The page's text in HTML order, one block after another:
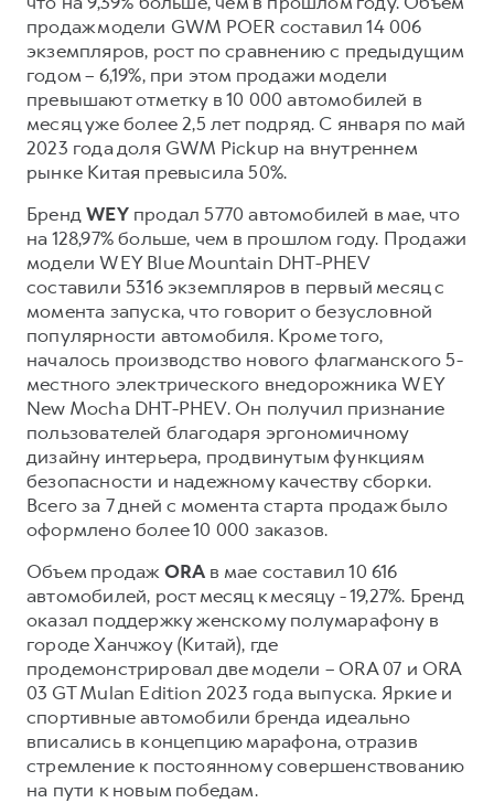
продаж модели GWM POER составил 14 006
экземпляров, рост по сравнению с предыдущим
годом – 6,19%, при этом продажи модели
превышают отметку в 10 000 автомобилей в
месяц уже более 2,5 лет подряд. С января по май
2023 года доля GWM Pickup на внутреннем
рынке Китая превысила 50%.
БрендWEYпродал 5770 автомобилей в мае, что
на 128,97% больше, чем в прошлом году. Продажи
модели WEY Blue Mountain DHT-PHEV
составили 5316 экземпляров в первый месяц с
момента запуска, что говорит о безусловной
популярности автомобиля. Кроме того,
началось производство нового флагманского 5-
местного электрического внедорожника WEY
New Mocha DHT-PHEV. Он получил признание
пользователей благодаря эргономичному
дизайну интерьера, продвинутым функциям
безопасности и надежному качеству сборки.
Всего за 7 дней с момента старта продаж было
оформлено более 10 000 заказов.
Объем продажORA в мае составил 10 616
автомобилей, рост месяц к месяцу - 19,27%. Бренд
оказал поддержку женскому полумарафону в
городе Ханчжоу (Китай), где
продемонстрировал две модели – ORA 07 и ORA
03 GT Mulan Edition 2023 года выпуска. Яркие и
спортивные автомобили бренда идеально
вписались в концепцию марафона, отразив
стремление к постоянному совершенствованию
на пути к новым победам.